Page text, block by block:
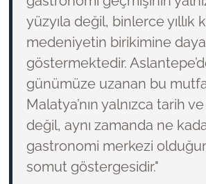
yüzyıla değil, binlerce yıllık
medeniyetin birikimine
göstermektedir.
günümüze uzanan bu
Malatya’nın yalnızca tarih
değil, aynı zamanda ne
gastronomi merkezi
somut göstergesidir."